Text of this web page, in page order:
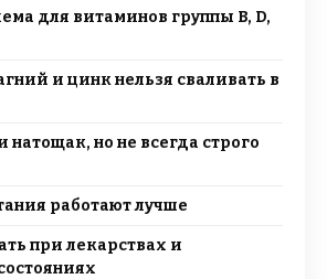
для витаминов группы B, D,
и цинк нельзя сваливать в
но не всегда строго
работают лучше
при лекарствах и